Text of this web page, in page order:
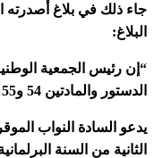
جاء ذلك في بلاغ أصدرته
البلاغ:
الدستور والمادتين 54 و55 من النظام الداخلي للجمعية الوطنية،
يدعو السادة النواب